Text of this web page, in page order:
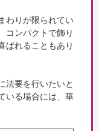
わりが限られてい
コンパクトで飾り
ばれることもあり
法要を行いたいと
いる場合には、華